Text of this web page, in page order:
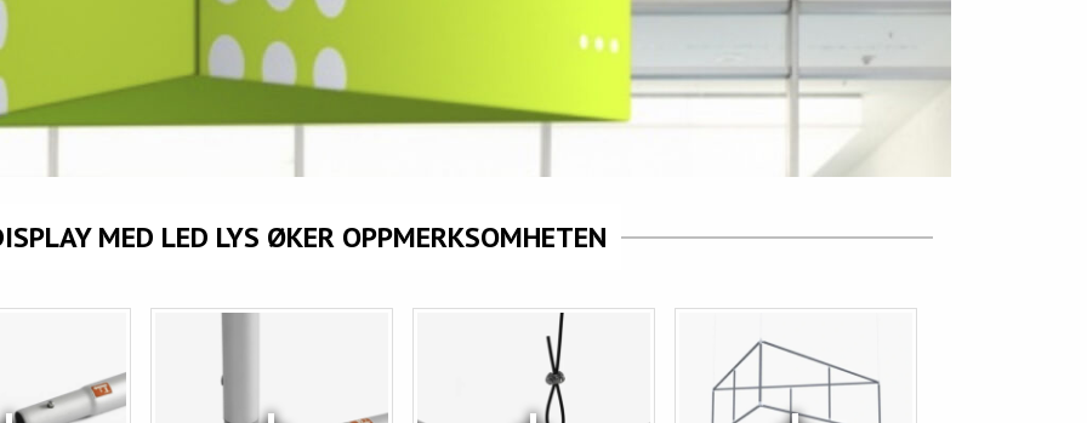
MED LED LYS ØKER OPPMERKSOMHETEN